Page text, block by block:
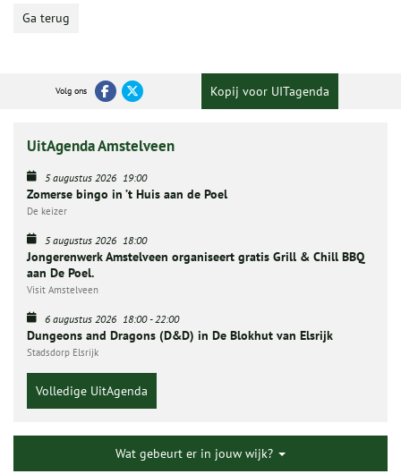
Ga terug
Volg ons Kopij voor UITagenda
UitAgenda Amstelveen
5 augustus 2026 19:00
Zomerse bingo in ’t Huis aan de Poel
De keizer
5 augustus 2026 18:00
Jongerenwerk Amstelveen organiseert gratis Grill & Chill BBQ
aan De Poel.
Visit Amstelveen
6 augustus 2026 18:00- 22:00
Dungeons and Dragons (D&D) in De Blokhut van Elsrijk
Stadsdorp Elsrijk
Volledige UitAgenda
Wat gebeurt er in jouw wijk?